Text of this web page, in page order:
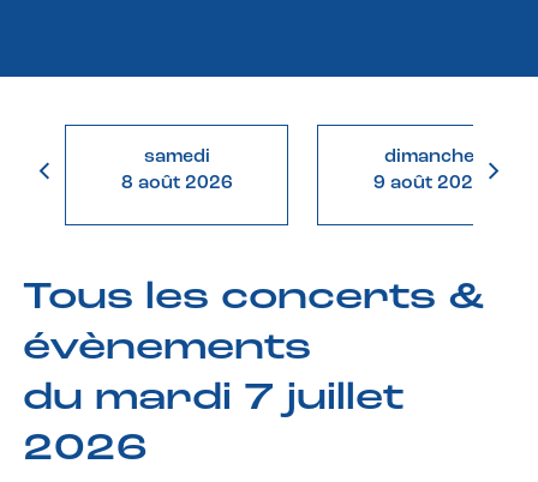
samedi
8 août 2026
dimanche
9 août 2026
Tous les concerts &
évènements
du mardi 7 juillet
2026